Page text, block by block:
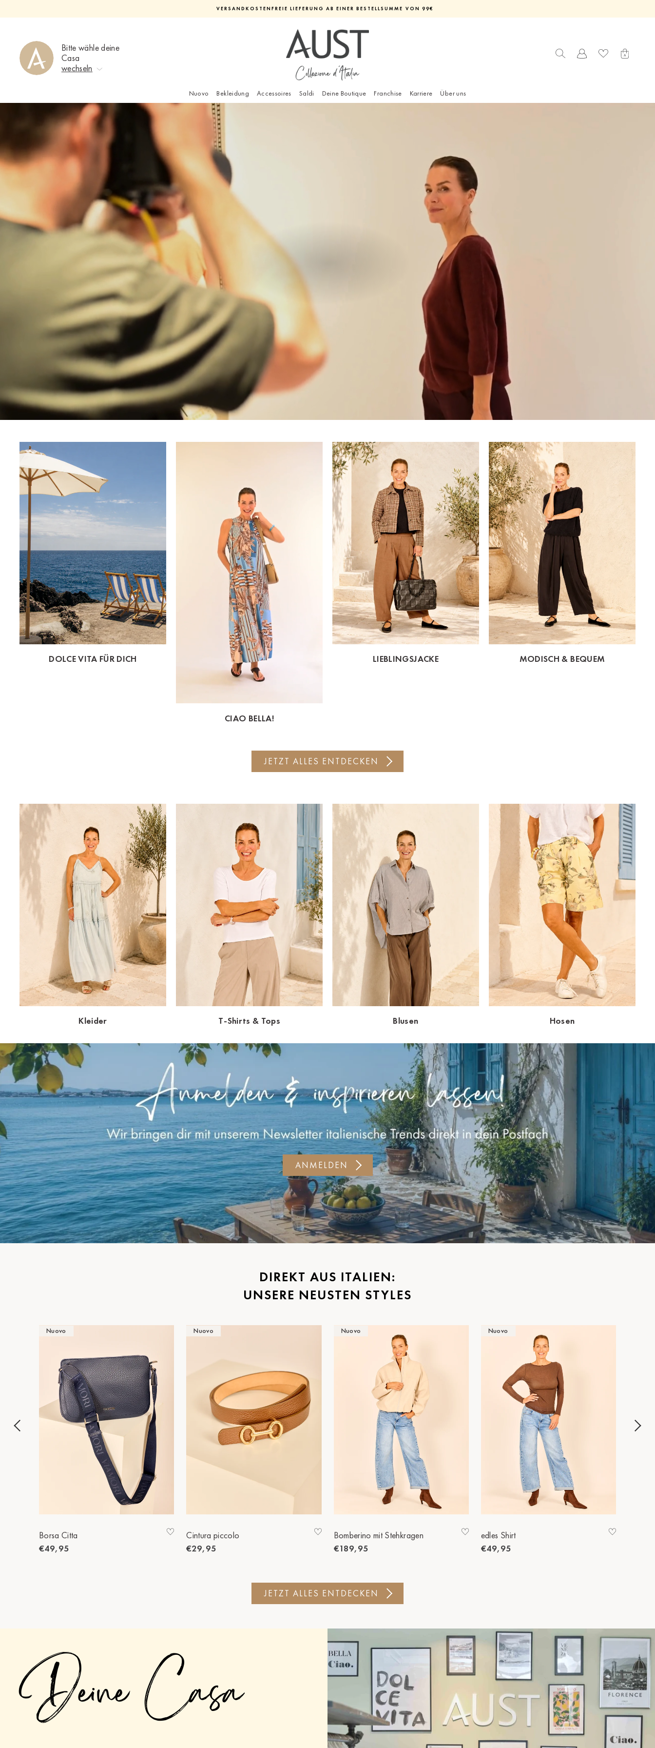
zum
pausieren
VERSANDKOSTENFREIE LIEFERUNG AB EINER BESTELLSUMME VON 99€
Bitte wähle deine
Casa
wechseln
Keine Auswahl
Ahrweiler
Bad Zwischenahn
Baden-Baden
Berlin-Friedrichshagen
Berlin-Lichterfelde
Bregenz
Bruck ad Leitha
Dortmund-Hombruch
Düsseldorf-Benrath
HH-Eppendorf
HH-Hanseviertel
HH-Wandsbek
Innsbruck
Kiel-CittiPark
Krems
Leipzig
Linz
Lübeck
Münster
Oldenburg
Potsdam
Rostock
Wustrow
Zwettl
Nuovo Bekleidung Accessoires Saldi Deine Boutique Franchise Karriere Über uns
DOLCE VITA FÜR DICH
CIAO BELLA!
LIEBLINGSJACKE MODISCH & BEQUEM
JETZT ALLES ENTDECKEN
Kleider T-Shirts & Tops Blusen Hosen
ANMELDEN
DIREKT AUS ITALIEN:
UNSERE NEUSTEN STYLES
Nuovo
Borsa Citta
€49,95
Nuovo
Cintura piccolo
€29,95
Nuovo
Bomberino mit Stehkragen
€189,95
Nuovo
edles Shirt
€49,95
JETZT ALLES ENTDECKEN
Deine Casa